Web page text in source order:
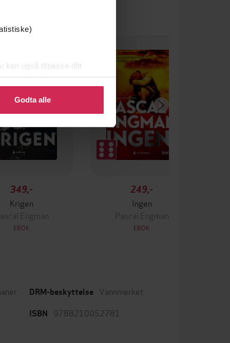
kan også tilpasse ditt
eller endre ditt samtykke.
Godta alle
349,-
Krigen
Engman
EBOK
249,-
Ingen
Pascal Engman
EBOK
DRM-beskyttelse Vannmerket
ISBN 9788210052781